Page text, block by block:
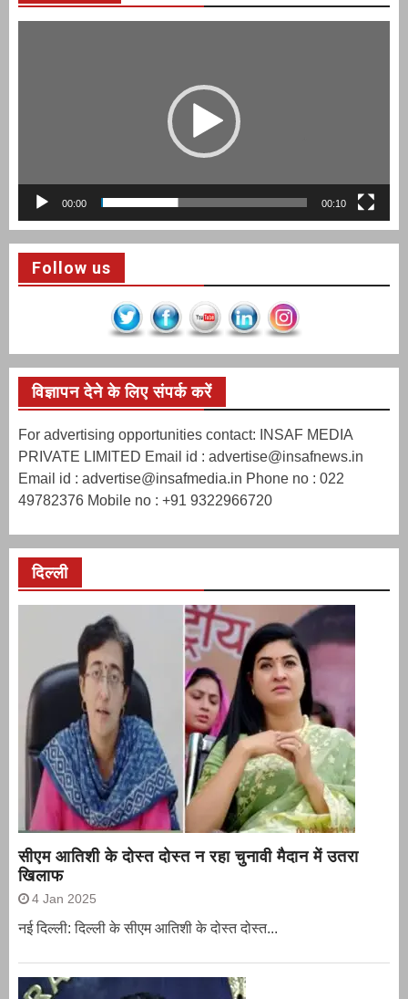
00:00 00:10
Follow us
विज्ञापन देने के लिए संपर्क करें
For advertising opportunities contact: INSAF MEDIA
PRIVATE LIMITED Email id : advertise@insafnews.in
Email id : advertise@insafmedia.in Phone no : 022
49782376 Mobile no : +91 9322966720
दिल्ली
सीएम आतिशी के दोस्त दोस्त न रहा चुनावी मैदान में उतरा
खिलाफ
4 Jan 2025
नई दिल्ली: दिल्ली के सीएम आतिशी के दोस्त दोस्त...